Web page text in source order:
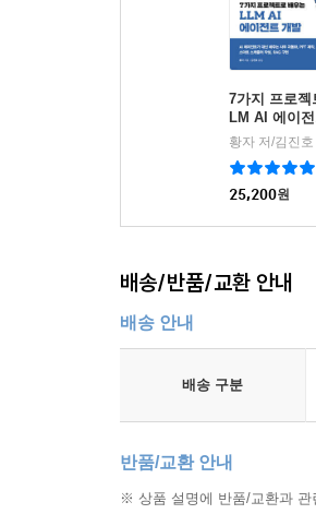
7가지 프로
LM AI 에이
황자 저/김진호
25,200원
배송/반품/교환 안내
배송 안내
배송 구분
반품/교환 안내
※ 상품 설명에 반품/교환과 관